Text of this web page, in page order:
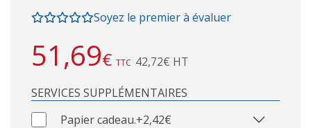
Soyez le premier à évaluer
51,69€ TTC 42,72€ HT
SERVICES SUPPLÉMENTAIRES
Papier cadeau.+2,42€